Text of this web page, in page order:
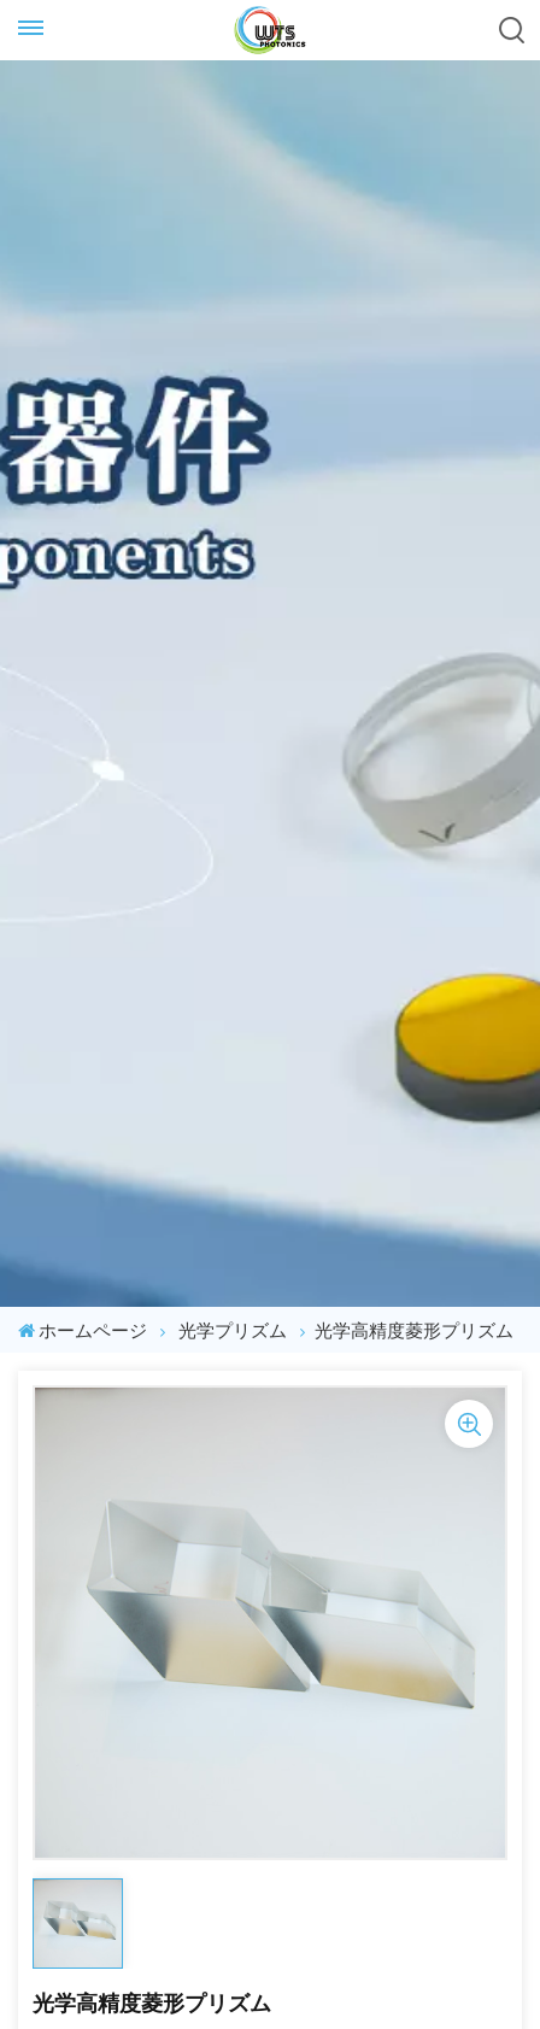
ホームページ 光学プリズム 光学高精度菱形プリズム
光学高精度菱形プリズム